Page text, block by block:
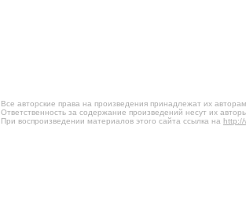
Все авторские права на произведения принадлежат их
Ответственность за содержание произведений несут их
При воспроизведении материалов этого сайта ссылка на http://